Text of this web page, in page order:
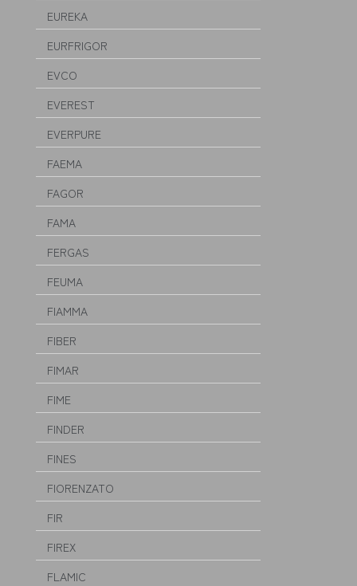
EUREKA
EURFRIGOR
EVCO
EVEREST
EVERPURE
FAEMA
FAGOR
FAMA
FERGAS
FEUMA
FIAMMA
FIBER
FIMAR
FIME
FINDER
FINES
FIORENZATO
FIR
FIREX
FLAMIC